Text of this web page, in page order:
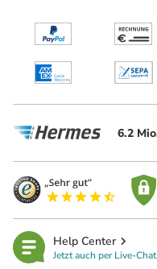
6.2
Help Center
Jetzt auch per Live-